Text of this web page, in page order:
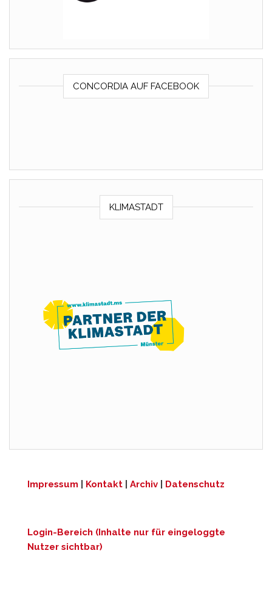
CONCORDIA AUF FACEBOOK
KLIMASTADT
Impressum Kontakt Archiv Datenschutz
Login-Bereich (Inhalte nur für eingeloggte
Nutzer sichtbar)